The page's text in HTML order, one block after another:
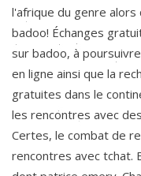
l'afrique du genre
badoo! Échanges
sur badoo, à
en ligne ainsi que la
gratuites dans le
les rencontres avec
Certes, le combat de
rencontres avec tchat.